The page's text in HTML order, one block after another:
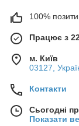
100%
Працює з
м. Київ
03127,
Контакти
Сьогодні
Показати